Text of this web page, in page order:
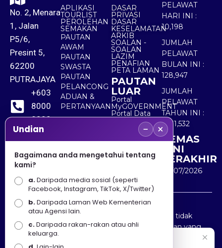
No. 2, Menara
1, Jalan
P5/6,
Presint 5,
62200
PUTRAJAYA
+603
8000
8000
+603
8891
7100
APLIKASI
TOURLIST
PEROLEHAN
SEMAKAN
PAUTAN
AWAM
PAUTAN
SWASTA
PAUTAN
PELANCONG
ADUAN &
PERTANYAAN
DASAR
PRIVASI
DASAR
KESELAMATAN
ARKIB
SOALAN -
SOALAN
LAZIM
PENAFIAN
PETA LAMAN
PAUTAN
LUAR
Portal
MyGOVERNMENT
Portal Data
Terbuka
Sektor Awam
PELAWAT
HARI INI :
10,198
JUMLAH
PELAWAT
BULAN INI :
128,947
JUMLAH
PELAWAT
TAHUN INI :
5,531,532
KEMAS
KINI
TERAKHIR
30/07/2026
Penafian : Kerajaan Malaysia dan Kementerian
Pelancongan Seni dan Budaya (MOTAC) adalah tidak
bertanggungjawab atas kehilangan atau kerugian yang
disebabkan oleh penggunaan mana-mana maklumat
Undian − ×
Bagaimana anda mengetahui tentang
kami?
a.Daripada media sosial (seperti
Facebook, Instagram, TikTok, X/Twitter)
b.Daripada Laman Web Kementerian
atau Agensi lain.
c.Daripada rakan-rakan atau ahli
keluarga.